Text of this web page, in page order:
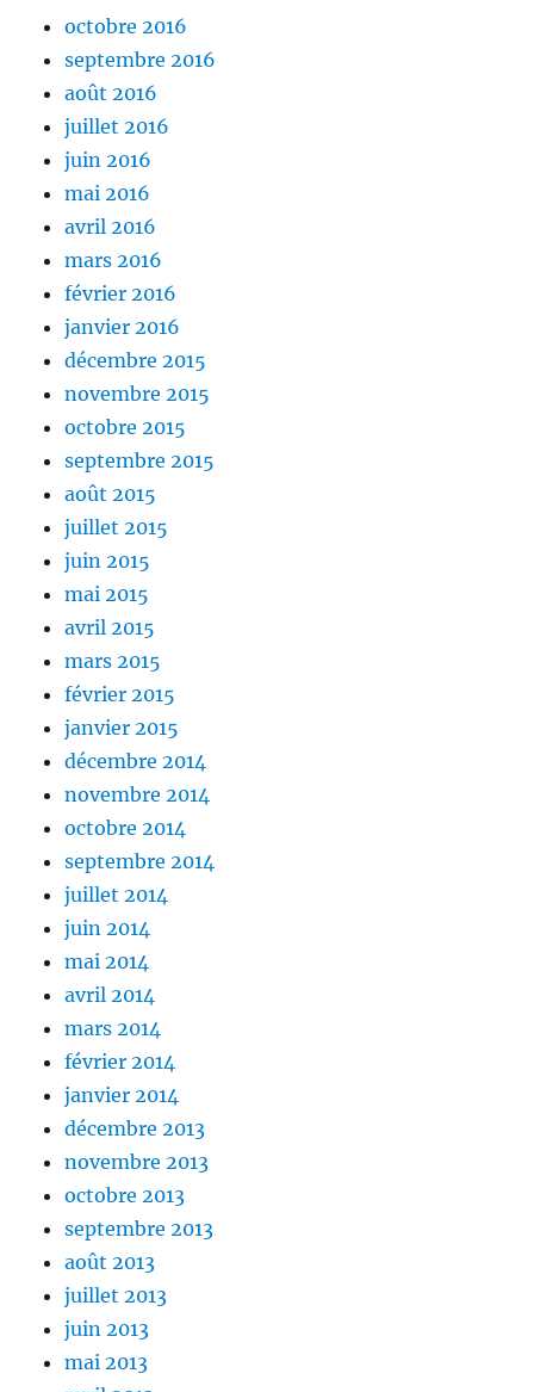
octobre 2016
septembre 2016
août 2016
juillet 2016
juin 2016
mai 2016
avril 2016
mars 2016
février 2016
janvier 2016
décembre 2015
novembre 2015
octobre 2015
septembre 2015
août 2015
juillet 2015
juin 2015
mai 2015
avril 2015
mars 2015
février 2015
janvier 2015
décembre 2014
novembre 2014
octobre 2014
septembre 2014
juillet 2014
juin 2014
mai 2014
avril 2014
mars 2014
février 2014
janvier 2014
décembre 2013
novembre 2013
octobre 2013
septembre 2013
août 2013
juillet 2013
juin 2013
mai 2013